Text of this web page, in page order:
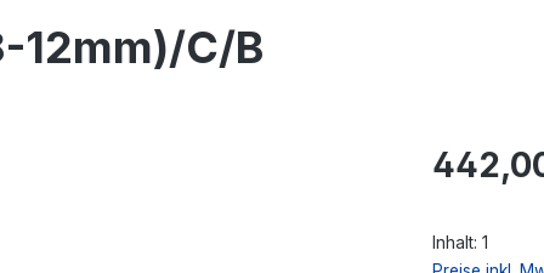
12mm)/C/B
Regulärer
Inhalt: 1